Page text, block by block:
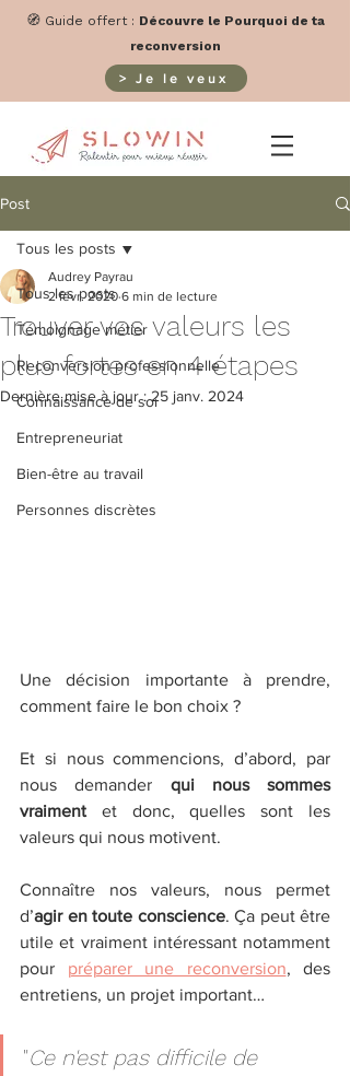
🧭 Guide offert : Découvre le Pourquoi de ta
reconversion
> Je le veux
Post
Tous les posts
Témoignage métier
Reconversion professionnelle
Connaissance de soi
Entrepreneuriat
Bien-être au travail
Personnes discrètes
Tous les posts
Trouver vos valeurs les
plus fortes en 4 étapes
Audrey Payrau
2 févr. 2020 6 min de lecture
Dernière mise à jour :25 janv. 2024
Une décision importante à prendre,
comment faire le bon choix ?
Et si nous commencions, d’abord, par
nous demander qui nous sommes
vraiment et donc, quelles sont les
valeurs qui nous motivent.
Connaître nos valeurs, nous permet
d’agir en toute conscience. Ça peut être
utile et vraiment intéressant notamment
pour préparer une reconversion, des
entretiens, un projet important…
"Ce n'est pas difficile de